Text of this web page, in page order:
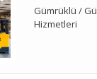
Gümrüklü /
Hizmetleri